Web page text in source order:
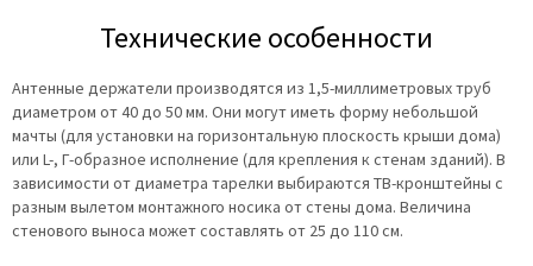
Технические особенности
Антенные держатели производятся из 1,5-миллиметровых труб
диаметром от 40 до 50 мм. Они могут иметь форму небольшой
мачты (для установки на горизонтальную плоскость крыши дома)
или L-, Г-образное исполнение (для крепления к стенам зданий). В
зависимости от диаметра тарелки выбираются ТВ-кронштейны с
разным вылетом монтажного носика от стены дома. Величина
стенового выноса может составлять от 25 до 110 см.